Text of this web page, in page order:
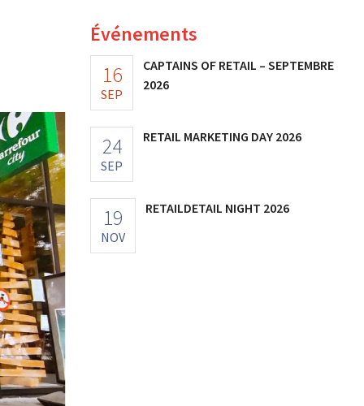
Événements
16
SEP
CAPTAINS OF RETAIL – SEPTEMBRE
2026
24
SEP
RETAIL MARKETING DAY 2026
19
NOV
RETAILDETAIL NIGHT 2026